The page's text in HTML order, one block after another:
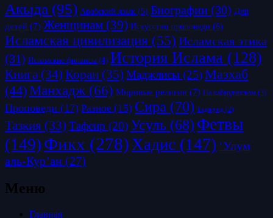
Акыда (95) Арабский язык (5) Биографии (30) Для
детей (7) Женщинам (39) Искусство проповеди (6)
Исламская цивилизация (55) Исламская этика
(31) Исламские финансы (4) История Ислама (128)
Книга (34) Коран (35) Маджлисы (25)Мазхаб
(44)Манхадж (66) Мировые религии (7) На кабардинском (3)
Проповеди (17) Разное (15) Сира (70) Таджуид (2)
Тазкия (33) Тафсир (20)Усуль (68) Фетвы
(149) Фикх (278)Хадис (147) ‘Улум
аль-Кур’ан (27)
Меню
Главная